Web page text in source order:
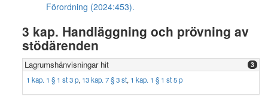
Förordning (2024:453).
3 kap. Handläggning och prövning av
stödärenden
Lagrumshänvisningar hit 3
1 kap. 1 § 1 st 3 p, 13 kap. 7 § 3 st, 1 kap. 1 § 1 st 5 p